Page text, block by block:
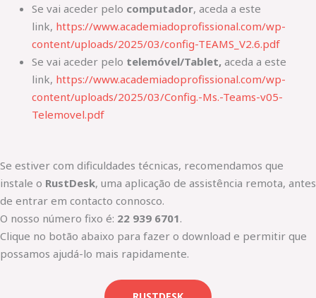
Se vai aceder pelo computador, aceda a este
link, https://www.academiadoprofissional.com/wp-
content/uploads/2025/03/config-TEAMS_V2.6.pdf
Se vai aceder pelo telemóvel/Tablet, aceda a este
link, https://www.academiadoprofissional.com/wp-
content/uploads/2025/03/Config.-Ms.-Teams-v05-
Telemovel.pdf
Se estiver com dificuldades técnicas, recomendamos que
instale o RustDesk, uma aplicação de assistência remota, antes
de entrar em contacto connosco.
O nosso número fixo é: 22 939 6701.
Clique no botão abaixo para fazer o download e permitir que
possamos ajudá-lo mais rapidamente.